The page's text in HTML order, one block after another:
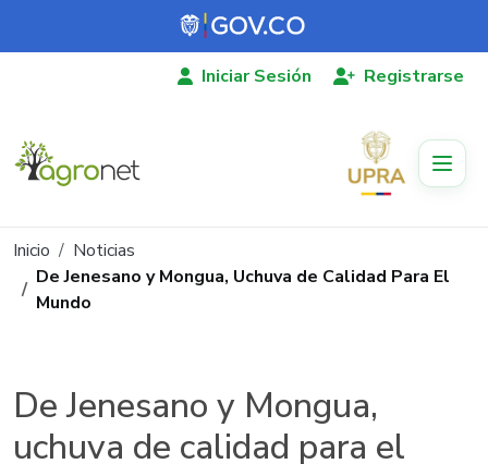
Pasar al contenido principal
Iniciar Sesión Registrarse
Ruta de navegación
Inicio
Noticias
De Jenesano y Mongua, Uchuva de Calidad Para El
Mundo
De Jenesano y Mongua,
uchuva de calidad para el